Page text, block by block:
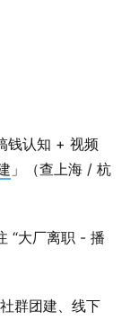
钱认知 + 视频
」（查上海 / 杭
“大厂离职 - 播
群团建、线下